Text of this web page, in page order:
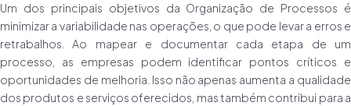
Um dos principais objetivos da Organização de Processos é
minimizar a variabilidade nas operações, o que pode levar a erros e
retrabalhos. Ao mapear e documentar cada etapa de um
processo, as empresas podem identificar pontos críticos e
oportunidades de melhoria. Isso não apenas aumenta a qualidade
dos produtos e serviços oferecidos, mas também contribui para a